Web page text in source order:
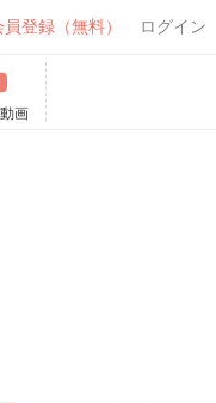
登録（無料） ログイン
画